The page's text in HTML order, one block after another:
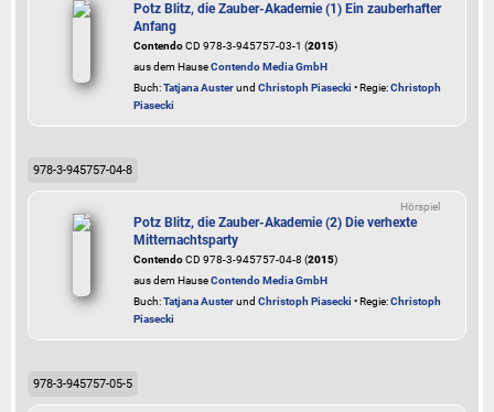
Potz Blitz, die Zauber-Akademie (1) Ein zauberhafter
Anfang
ContendoCD 978-3-945757-03-1 (2015)
aus dem HauseContendo Media GmbH
Buch:Tatjana Austerund Christoph Piasecki • Regie:Christoph
Piasecki
978-3-945757-04-8
Hörspiel
Potz Blitz, die Zauber-Akademie (2) Die verhexte
Mitternachtsparty
ContendoCD 978-3-945757-04-8 (2015)
aus dem HauseContendo Media GmbH
Buch:Tatjana Austerund Christoph Piasecki • Regie:Christoph
Piasecki
978-3-945757-05-5